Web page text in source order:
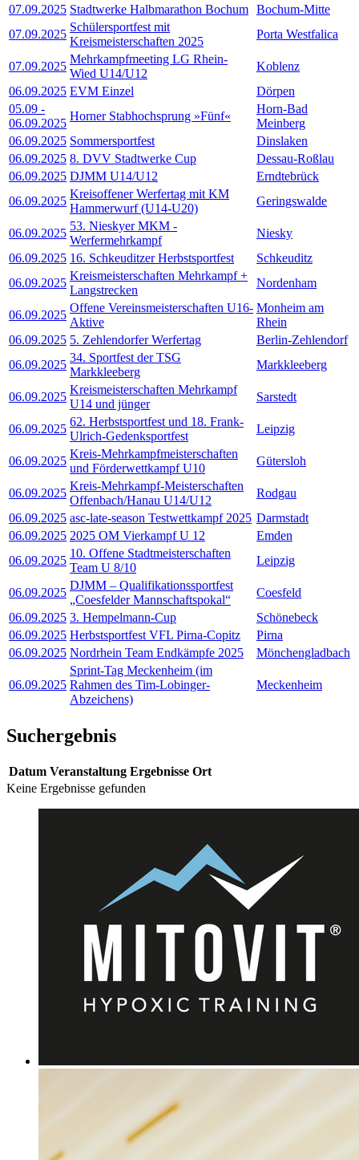
07.09.2025 Stadtwerke Halbmarathon Bochum Bochum-Mitte
07.09.2025
Schülersportfest mit
Kreismeisterschaften 2025
Porta Westfalica
07.09.2025
Mehrkampfmeeting LG Rhein-
Wied U14/U12
Koblenz
06.09.2025 EVM Einzel
Dörpen
05.09 -
06.09.2025
Horner Stabhochsprung »Fünf«
Horn-Bad
Meinberg
06.09.2025 Sommersportfest
Dinslaken
06.09.2025 8. DVV Stadtwerke Cup
Dessau-Roßlau
06.09.2025 DJMM U14/U12
Erndtebrück
06.09.2025
Kreisoffener Werfertag mit KM
Hammerwurf (U14-U20)
Geringswalde
06.09.2025
53. Nieskyer MKM -
Werfermehrkampf
Niesky
06.09.2025 16. Schkeuditzer Herbstsportfest
Schkeuditz
06.09.2025
Kreismeisterschaften Mehrkampf +
Langstrecken
Nordenham
06.09.2025
Offene Vereinsmeisterschaften U16-
Aktive
Monheim am
Rhein
06.09.2025 5. Zehlendorfer Werfertag
Berlin-Zehlendorf
06.09.2025
34. Sportfest der TSG
Markkleeberg
Markkleeberg
06.09.2025
Kreismeisterschaften Mehrkampf
U14 und jünger
Sarstedt
06.09.2025
62. Herbstsportfest und 18. Frank-
Ulrich-Gedenksportfest
Leipzig
06.09.2025
Kreis-Mehrkampfmeisterschaften
und Förderwettkampf U10
Gütersloh
06.09.2025
Kreis-Mehrkampf-Meisterschaften
Offenbach/Hanau U14/U12
Rodgau
06.09.2025 asc-late-season Testwettkampf 2025 Darmstadt
06.09.2025 2025 OM Vierkampf U 12
Emden
06.09.2025
10. Offene Stadtmeisterschaften
Team U 8/10
Leipzig
06.09.2025
DJMM – Qualifikationssportfest
„Coesfelder Mannschaftspokal“
Coesfeld
06.09.2025 3. Hempelmann-Cup
Schönebeck
06.09.2025 Herbstsportfest VFL Pirna-Copitz
Pirna
06.09.2025 Nordrhein Team Endkämpfe 2025 Mönchengladbach
06.09.2025
Sprint-Tag Meckenheim (im
Rahmen des Tim-Lobinger-
Abzeichens)
Meckenheim
Suchergebnis
Datum Veranstaltung Ergebnisse Ort
Keine Ergebnisse gefunden